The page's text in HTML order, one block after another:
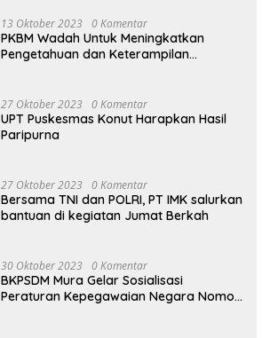
13 Oktober 2023 0 Komentar
PKBM Wadah Untuk Meningkatkan
Pengetahuan dan Keterampilan
27 Oktober 2023 0 Komentar
UPT Puskesmas Konut Harapkan Hasil
Paripurna
27 Oktober 2023 0 Komentar
Bersama TNI dan POLRI, PT IMK salurkan
bantuan di kegiatan Jumat Berkah
30 Oktober 2023 0 Komentar
BKPSDM Mura Gelar Sosialisasi
Peraturan Kepegawaian Negara Nomor